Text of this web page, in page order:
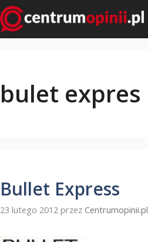
bulet expres
Bullet Express
23 lutego 2012 przez Centrumopinii.pl